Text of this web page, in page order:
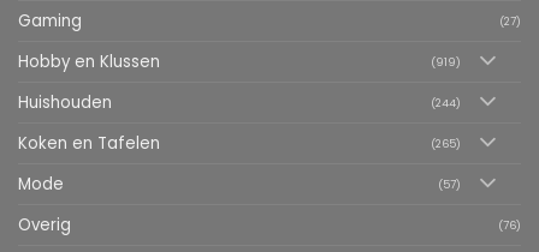
Gaming (27)
Hobby en Klussen (919)
Huishouden (244)
Koken en Tafelen (265)
Mode (57)
Overig (76)